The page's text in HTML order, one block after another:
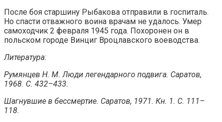
После боя старшину Рыбакова отправили в госпиталь.
Но спасти отважного воина врачам не удалось. Умер
самоходчик 2 февраля 1945 года. Похоронен он в
польском городе Винциг Вроцлавского воеводства.
Литература:
Румянцев Н. М. Люди легендарного подвига. Саратов,
1968. С. 432–433.
Шагнувшие в бессмертие. Саратов, 1971. Кн. 1. С. 111–
118.